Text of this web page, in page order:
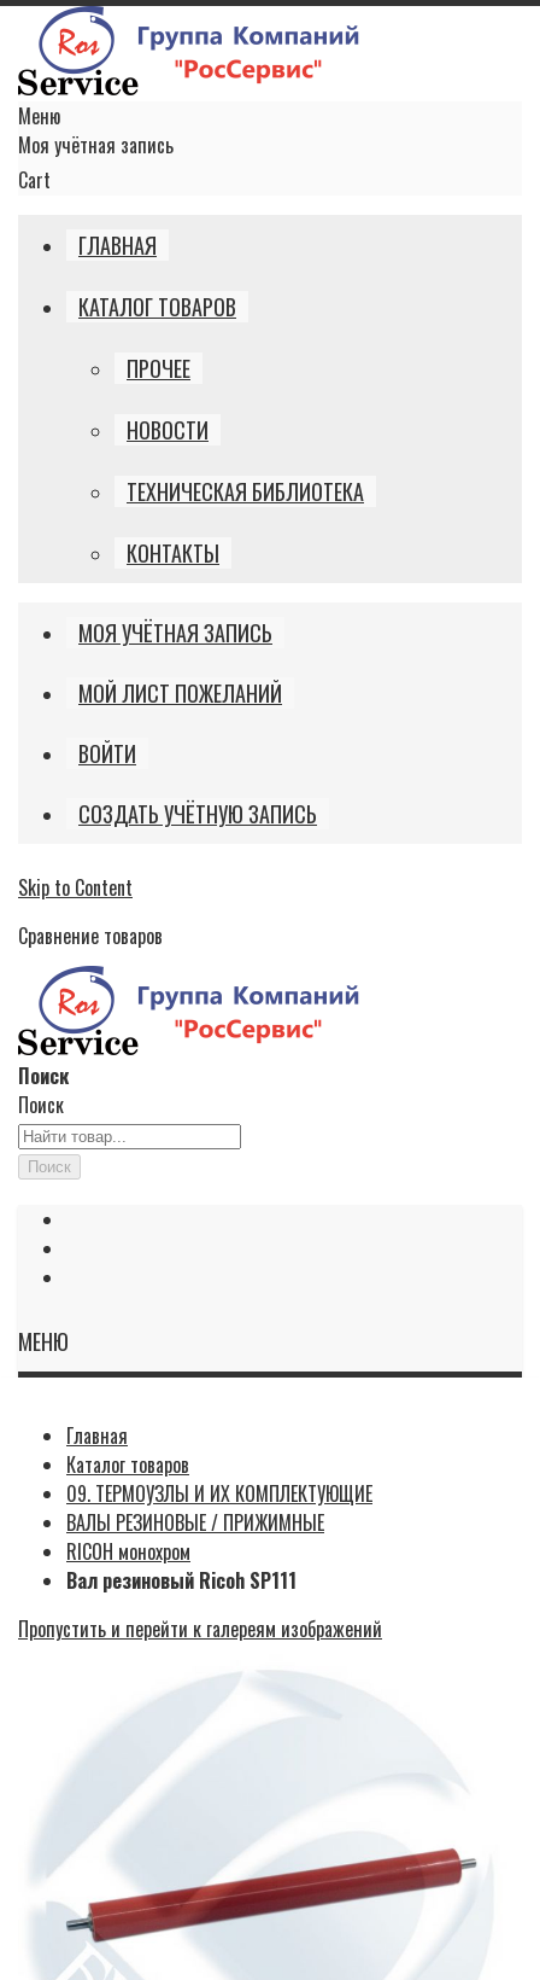
Меню
Моя учётная запись
Cart
ГЛАВНАЯ
КАТАЛОГ ТОВАРОВ
ПРОЧЕЕ
НОВОСТИ
ТЕХНИЧЕСКАЯ БИБЛИОТЕКА
КОНТАКТЫ
МОЯ УЧЁТНАЯ ЗАПИСЬ
МОЙ ЛИСТ ПОЖЕЛАНИЙ
ВОЙТИ
СОЗДАТЬ УЧЁТНУЮ ЗАПИСЬ
Skip to Content
Сравнение товаров
Поиск
Поиск
Поиск
МЕНЮ
Главная
Каталог товаров
09. ТЕРМОУЗЛЫ И ИХ КОМПЛЕКТУЮЩИЕ
ВАЛЫ РЕЗИНОВЫЕ / ПРИЖИМНЫЕ
RICOH монохром
Вал резиновый Ricoh SP111
Пропустить и перейти к галереям изображений